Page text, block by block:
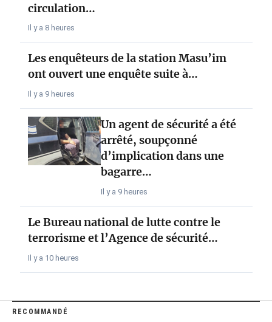
circulation…
Il y a 8 heures
Les enquêteurs de la station Masu’im
ont ouvert une enquête suite à…
Il y a 9 heures
Un agent de sécurité a été
arrêté, soupçonné
d’implication dans une
bagarre…
Il y a 9 heures
Le Bureau national de lutte contre le
terrorisme et l’Agence de sécurité…
Il y a 10 heures
RECOMMANDÉ